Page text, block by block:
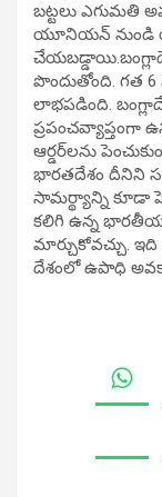
బట్టలు ఎగుమతి
యూనియన్ నుండి
పొందుతోంది. గత 6
లాభపడింది.
ప్రపంచవ్యాప్తంగా
ఆర్డర్‌లను
భారతదేశం దీనిని
సామర్థ్యాన్ని కూడా
కలిగి ఉన్న
మార్చుకోవచ్చు.
దేశంలో ఉపాధి